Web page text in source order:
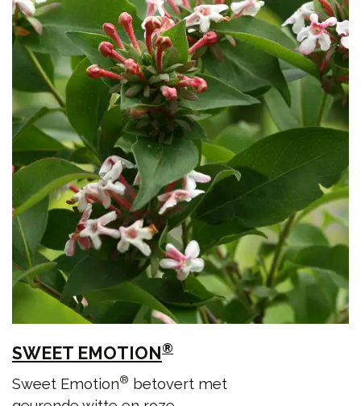
SWEET EMOTION®
Sweet Emotion® betovert met